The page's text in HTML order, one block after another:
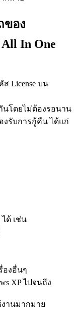
ของ
In One
License บน
นโดยไม่ต้องรอนาน
รับการกู้คืน ได้แก่
ด้ เช่น
องอื่นๆ
XP ไปจนถึง
านมากมาย